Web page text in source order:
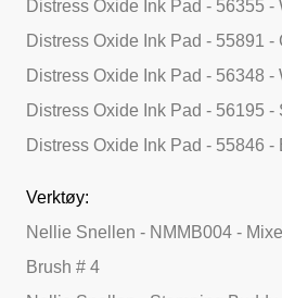
Distress Oxide Ink Pad - 56355 -
Distress Oxide Ink Pad - 55891
Distress Oxide Ink Pad - 56348 -
Distress Oxide Ink Pad - 56195
Distress Oxide Ink Pad - 55846 -
Verktøy:
Nellie Snellen - NMMB004 -
Brush # 4